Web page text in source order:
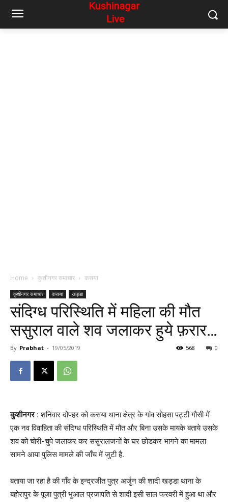
Home कुशीनगर समाचार कसया
कुशीनगर समाचार कसया खड्डा
संदिग्ध परिस्थिति में महिला की मौत
ससुराल वाले शव जलाकर हुये फ़रार…
By Prabhat - 19/05/2019 0
568
कुशीनगर: शनिवार दोपहर को कसया थाना क्षेत्र के गांव सोहसा पट्टी गौसी में
एक नव विवाहिता की संदिग्ध परिस्थिति में मौत और बिना उसके मायके बताये उसके
शव को चोरी-चुपे जलाकर कर ससुरालजनों के घर छोडकर भागने का मामला
सामने आया पुलिस मामले की जाँच में जुटी है.
बताया जा रहा है की गाँव के इन्द्रजीत पुत्र अर्जुन की शादी खड्डा थाना के
बहोरापुर के पूजा पुत्री भुआल प्रजापति से शादी इसी साल फरवरी में हुआ था और